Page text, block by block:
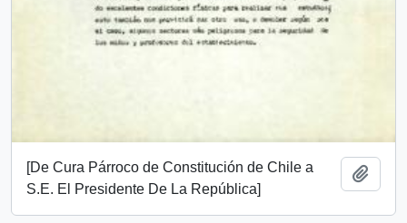
[De Cura Párroco de Constitución de Chile a
S.E. El Presidente De La República]